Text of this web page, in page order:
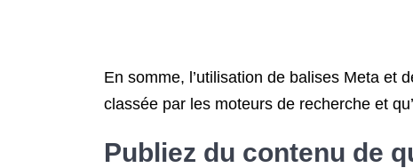
En somme, l’utilisation de balises Meta et
classée par les moteurs de recherche et
Publiez du contenu de